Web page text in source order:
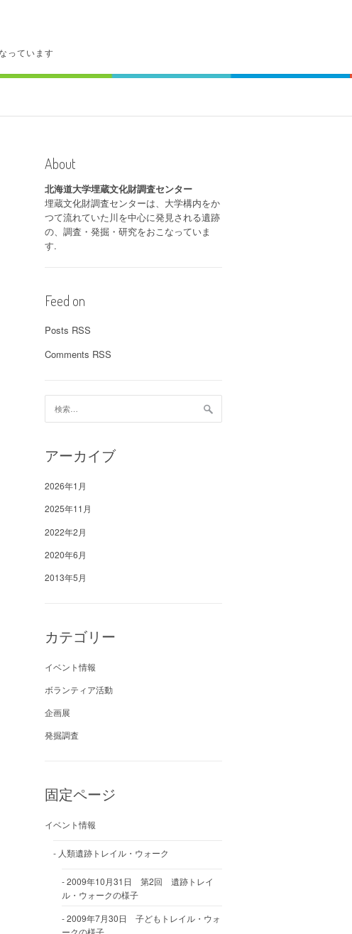
っています
About
北海道大学埋蔵文化財調査センター
埋蔵文化財調査センターは、大学構内をか
つて流れていた川を中心に発見される遺跡
の、調査・発掘・研究をおこなっていま
す.
Feed on
Posts RSS
Comments RSS
索:
アーカイブ
2026年1月
2025年11月
2022年2月
2020年6月
2013年5月
カテゴリー
イベント情報
ボランティア活動
企画展
発掘調査
固定ページ
イベント情報
人類遺跡トレイル・ウォーク
2009年10月31日 第2回 遺跡トレイ
ル・ウォークの様子
2009年7月30日 子どもトレイル・ウォ
ークの様子